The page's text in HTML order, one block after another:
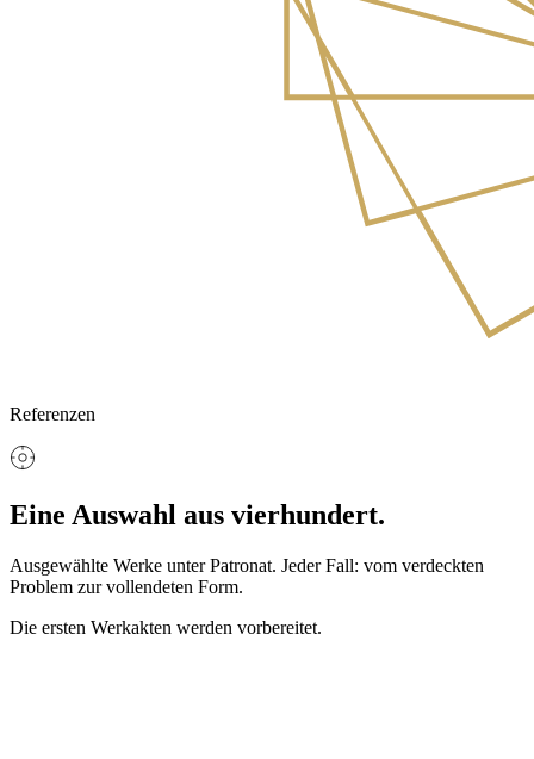
Referenzen
Eine Auswahl aus vierhundert.
Ausgewählte Werke unter Patronat. Jeder Fall: vom verdeckten
Problem zur vollendeten Form.
Die ersten Werkakten werden vorbereitet.